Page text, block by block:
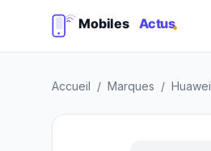
Accueil / Marques / Huawei